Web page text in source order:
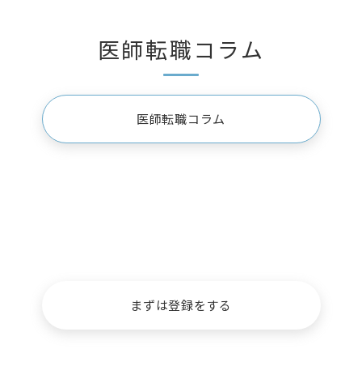
医師転職コラム
医師転職コラム
まずは登録をする